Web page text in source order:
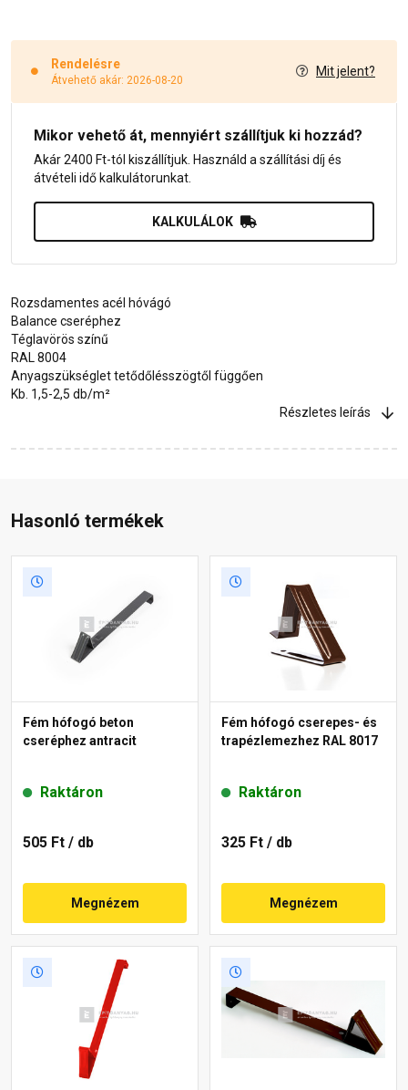
Rendelésre
Átvehető akár: 2026-08-20
Mit jelent?
Mikor vehető át, mennyiért szállítjuk ki hozzád?
Akár 2400 Ft-tól kiszállítjuk. Használd a szállítási díj és
átvételi idő kalkulátorunkat.
KALKULÁLOK
Rozsdamentes acél hóvágó
Balance cseréphez
Téglavörös színű
RAL 8004
Anyagszükséglet tetődőlésszögtől függően
Kb. 1,5-2,5 db/m²
Részletes leírás
Hasonló termékek
Fém hófogó beton
cseréphez antracit
Raktáron
505 Ft / db
Megnézem
Fém hófogó cserepes- és
trapézlemezhez RAL 8017
Raktáron
325 Ft / db
Megnézem